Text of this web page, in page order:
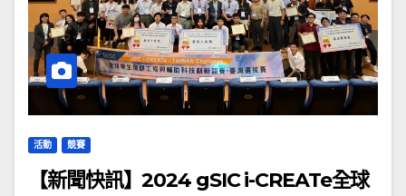
活動 競賽
【新聞快訊】2024 gSIC i-CREATe全球